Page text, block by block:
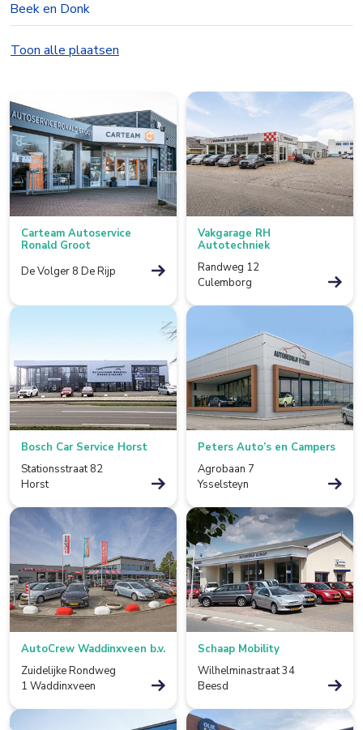
Beek en Donk
Beesd
Bolsward
Borculo
Boxtel
Bredevoort
Bunnik
Bussum
Colmschate
De Lier
De Rijp
Deventer
Dieverbrug
Doezum
Dokkum
Drachten
Eindhoven
Elst
Emmen
Enkhuizen
Toon alle plaatsen
Carteam Autoservice
Ronald Groot
De Volger 8 De Rijp
Vakgarage RH
Autotechniek
Randweg 12
Culemborg
Bosch Car Service Horst
Stationsstraat 82
Horst
Peters Auto’s en Campers
Agrobaan 7
Ysselsteyn
AutoCrew Waddinxveen b.v.
Zuidelijke Rondweg
1 Waddinxveen
Schaap Mobility
Wilhelminastraat 34
Beesd